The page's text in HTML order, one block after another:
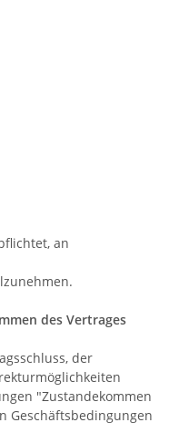
an
des Vertrages
der
"Zustandekommen
Geschäftsbedingungen